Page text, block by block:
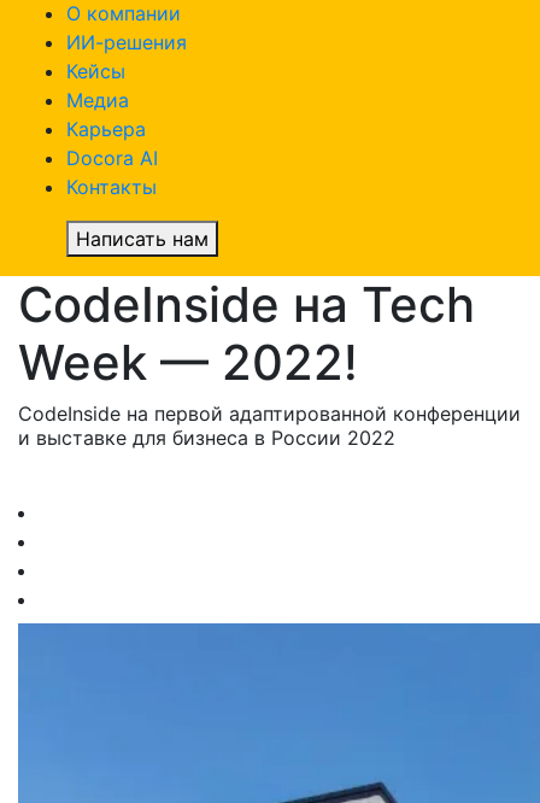
О компании
ИИ-решения
Кейсы
Медиа
Карьера
Docora AI
Контакты
Написать нам
CodeInside на Tech
Week — 2022!
CodeInside на первой адаптированной конференции
и выставке для бизнеса в России 2022